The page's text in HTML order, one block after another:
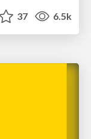
37 6.5k